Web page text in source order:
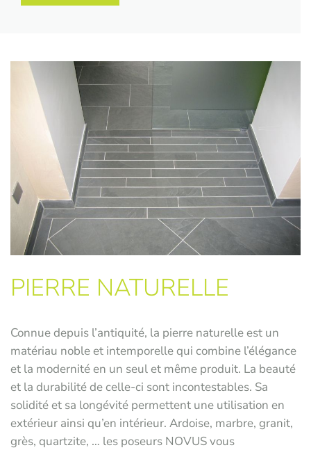
PIERRE NATURELLE
Connue depuis l’antiquité, la pierre naturelle est un
matériau noble et intemporelle qui combine l’élégance
et la modernité en un seul et même produit. La beauté
et la durabilité de celle-ci sont incontestables. Sa
solidité et sa longévité permettent une utilisation en
extérieur ainsi qu’en intérieur. Ardoise, marbre, granit,
grès, quartzite, … les poseurs NOVUS vous